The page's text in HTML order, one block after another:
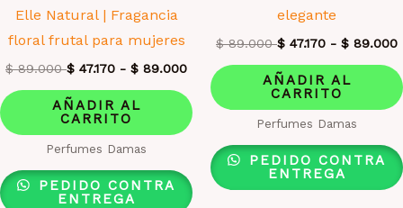
Elle Natural | Fragancia
floral frutal para mujeres
$89.000 $ 47.170 - $ 89.000
AÑADIR AL
CARRITO
Perfumes Damas
PEDIDO CONTRA
ENTREGA
elegante
$89.000 $ 47.170 - $ 89.000
AÑADIR AL
CARRITO
Perfumes Damas
PEDIDO CONTRA
ENTREGA